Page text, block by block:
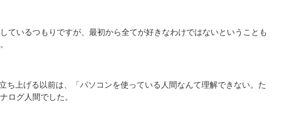
ているつもりですが、最初から全てが好きなわけではないということも
ち上げる以前は、「パソコンを使っている人間なんて理解できない。た
ログ人間でした。